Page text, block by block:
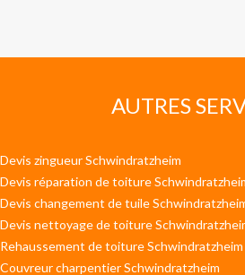
AUTRES
Devis zingueur Schwindratzheim
Devis réparation de toiture
Devis changement de tuile
Devis nettoyage de toiture
Rehaussement de toiture Schwindratzheim
Couvreur charpentier Schwindratzheim